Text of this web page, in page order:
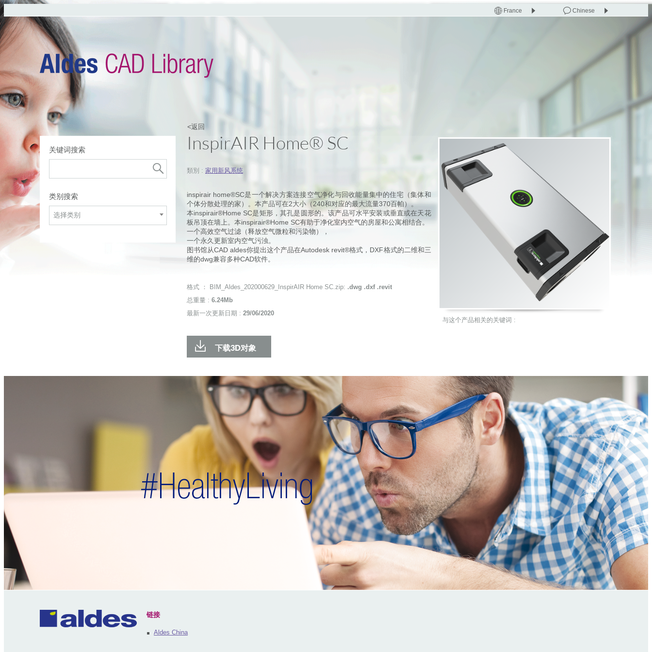
France Chinese
<返回
关键词搜索
类别搜索
选择类别
InspirAIR Home® SC
類別 : 家用新风系统
inspirair home®SC是一个解决方案连接空气净化与回收能量集中的住宅（集体和
个体分散处理的家）。本产品可在2大小（240和对应的最大流量370百帕）。
本inspirair®Home SC是矩形，其孔是圆形的。该产品可水平安装或垂直或在天花
板吊顶在墙上。本inspirair®Home SC有助于净化室内空气的房屋和公寓相结合。
一个高效空气过滤（释放空气微粒和污染物），
一个永久更新室内空气污浊。
图书馆从CAD aldes你提出这个产品在Autodesk revit®格式，DXF格式的二维和三
维的dwg兼容多种CAD软件。
格式 ： BIM_Aldes_202000629_InspirAIR Home SC.zip: .dwg .dxf .revit
总重量 : 6.24Mb
最新一次更新日期 : 29/06/2020
下载3D对象
与这个产品相关的关键词 :
链接
Aldes China